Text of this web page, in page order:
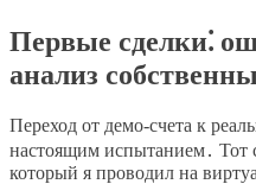
Первые сделки⁚
анализ
Переход от демо-счета к
настоящим испытанием․ Тот
который я проводил на